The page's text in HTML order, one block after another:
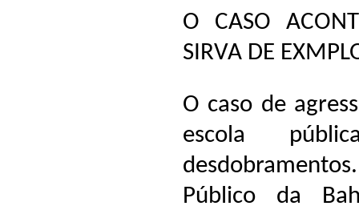
O CASO
SIRVA DE
O caso de
escola
Público da